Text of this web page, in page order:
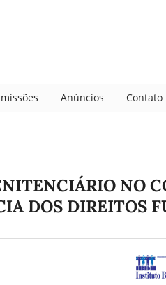
Anúncios Contato
NO
DOS DIREITOS